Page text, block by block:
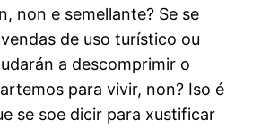
non e semellante? Se se
de uso turístico ou
a descomprimir o
para vivir, non? Iso é
se soe dicir para xustificar